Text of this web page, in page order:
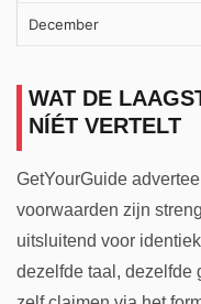
December
WAT DE
NÍÉT VERTELT
GetYourGuide
voorwaarden zijn
uitsluitend voor
dezelfde taal, dezelfde